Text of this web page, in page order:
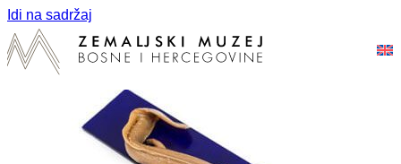
Idi na sadržaj